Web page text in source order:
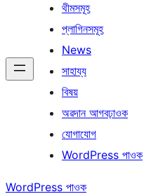
থীমসমূহ
প্লাগিনসমূহ
News
সাহায্য
বিষয়
অৱদান আগবঢ়াওক
যোগাযোগ
WordPress পাওক
WordPress পাওক